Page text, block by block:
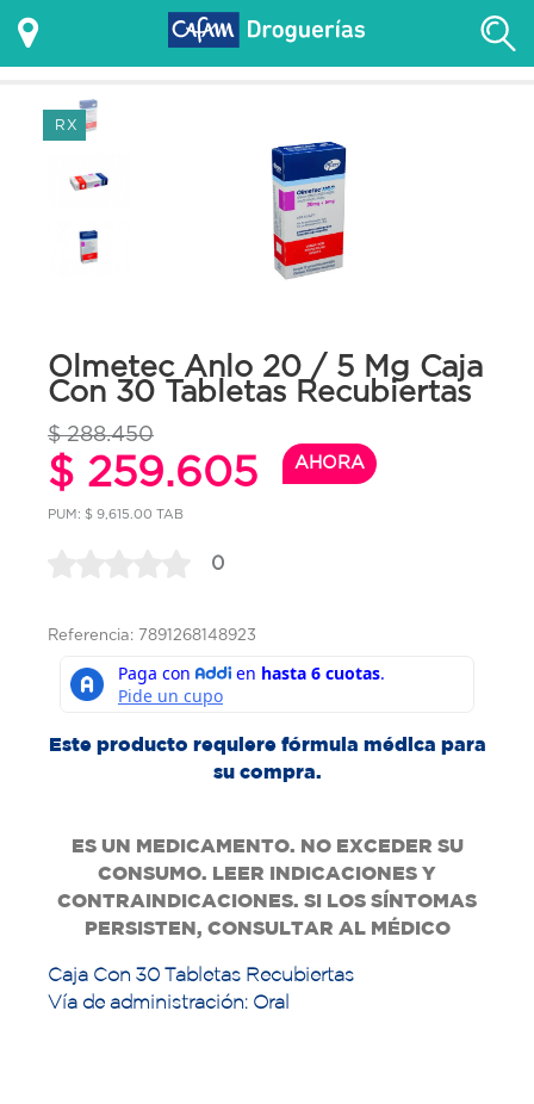
RX
Olmetec Anlo 20 / 5 Mg Caja
Con 30 Tabletas Recubiertas
$ 288.450
$ 259.605 AHORA
PUM: $ 9,615.00 TAB
0
Referencia: 7891268148923
Este producto requiere fórmula médica para
su compra.
ES UN MEDICAMENTO. NO EXCEDER SU
CONSUMO. LEER INDICACIONES Y
CONTRAINDICACIONES. SI LOS SÍNTOMAS
PERSISTEN, CONSULTAR AL MÉDICO
Caja Con 30 Tabletas Recubiertas
Vía de administración: Oral